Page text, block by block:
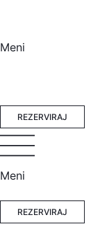
Meni
REZERVIRAJ
Meni
REZERVIRAJ